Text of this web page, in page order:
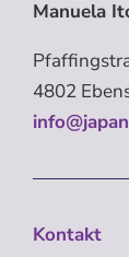
Manuela
4802
Kontakt